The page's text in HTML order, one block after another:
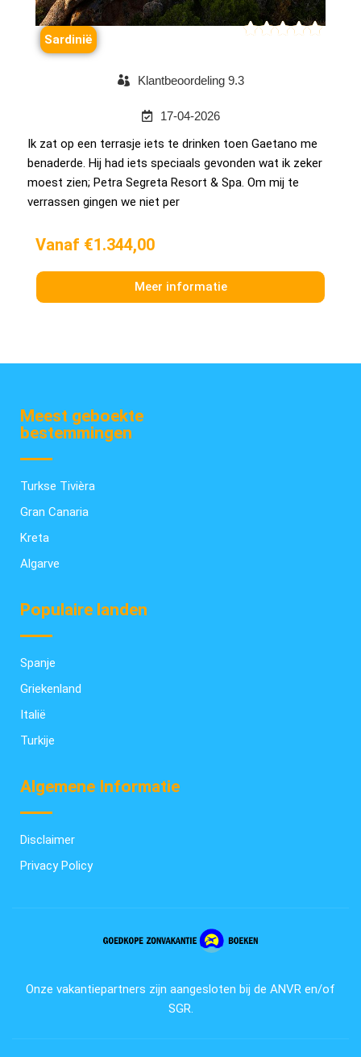

Sardinië
Klantbeoordeling 9.3
17-04-2026
Ik zat op een terrasje iets te drinken toen Gaetano me
benaderde. Hij had iets speciaals gevonden wat ik zeker
moest zien; Petra Segreta Resort & Spa. Om mij te
verrassen gingen we niet per
Vanaf €1.344,00
Meer informatie
Meest geboekte
bestemmingen
Turkse Tivièra
Gran Canaria
Kreta
Algarve
Populaire landen
Spanje
Griekenland
Italië
Turkije
Algemene Informatie
Disclaimer
Privacy Policy
Onze vakantiepartners zijn aangesloten bij de ANVR en/of
SGR.